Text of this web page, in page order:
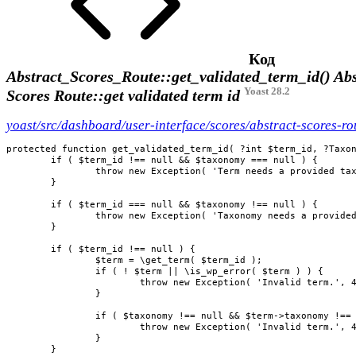
Код
Abstract_Scores_Route::get_validated_term_id()
Scores Route::get validated term id Yoast 28.2
yoast/src/dashboard/user-interface/scores/abstract-scores-
protected function get_validated_term_id( ?int $term_id,